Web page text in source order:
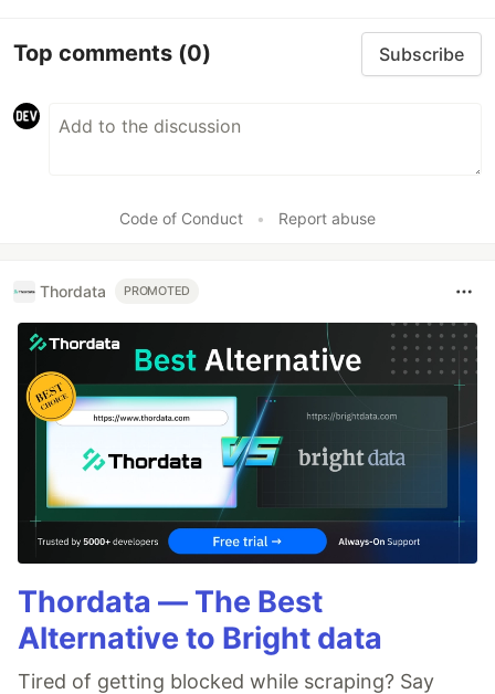
Top comments (0) Subscribe
Code of Conduct • Report abuse
Thordata PROMOTED
Thordata — The Best
Alternative to Bright data
Tired of getting blocked while scraping? Say